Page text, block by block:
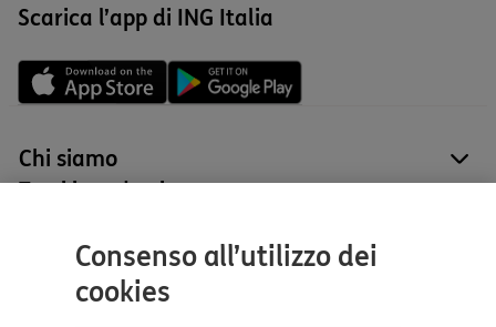
Scarica l’app di ING Italia
Chi siamo
Tutti i prodotti
Aiuto e supporto
Consenso all’utilizzo dei
cookies